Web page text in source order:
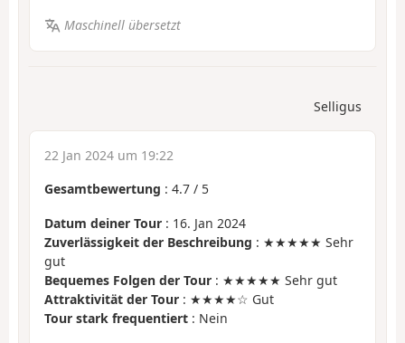
Maschinell übersetzt
Selligus
22 Jan 2024 um 19:22
Gesamtbewertung : 4.7 / 5
Datum deiner Tour : 16. Jan 2024
Zuverlässigkeit der Beschreibung : ★★★★★ Sehr
gut
Bequemes Folgen der Tour : ★★★★★ Sehr gut
Attraktivität der Tour : ★★★★☆ Gut
Tour stark frequentiert : Nein